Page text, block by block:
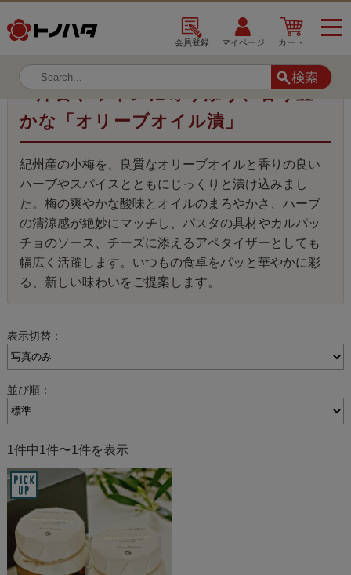
会員登録 マイページ カート
TOP シリーズ
■ 洋食やワインに寄り添う、香り豊
かな「オリーブオイル漬」
紀州産の小梅を、良質なオリーブオイルと香りの良い
ハーブやスパイスとともにじっくりと漬け込みまし
た。梅の爽やかな酸味とオイルのまろやかさ、ハーブ
の清涼感が絶妙にマッチし、パスタの具材やカルパッ
チョのソース、チーズに添えるアペタイザーとしても
幅広く活躍します。いつもの食卓をパッと華やかに彩
る、新しい味わいをご提案します。
表示切替：
並び順：
1件中1件〜1件を表示